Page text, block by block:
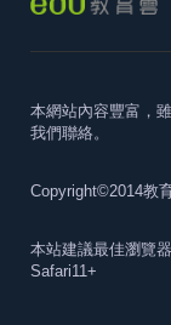
本網站內容豐富，
我們聯絡。
Copyright©2014教
本站建議最佳瀏覽
Safari11+